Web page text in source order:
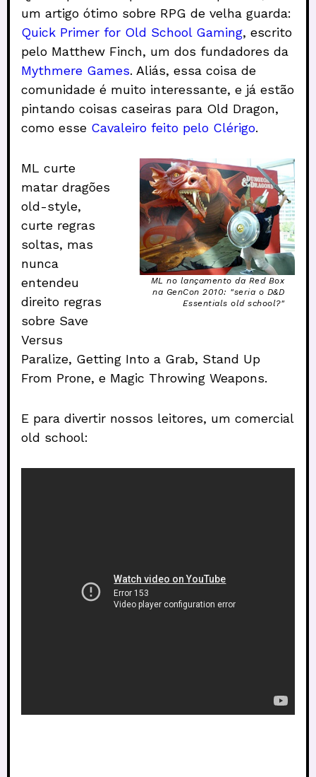
um artigo ótimo sobre RPG de velha guarda:
Quick Primer for Old School Gaming, escrito
pelo Matthew Finch, um dos fundadores da
Mythmere Games. Aliás, essa coisa de
comunidade é muito interessante, e já estão
pintando coisas caseiras para Old Dragon,
como esse Cavaleiro feito pelo Clérigo.
ML no lançamento da Red Box
na GenCon 2010: "seria o D&D
Essentials old school?"
ML curte
matar dragões
old-style,
curte regras
soltas, mas
nunca
entendeu
direito regras
sobre Save
Versus
Paralize, Getting Into a Grab, Stand Up
From Prone, e Magic Throwing Weapons.
E para divertir nossos leitores, um comercial
old school: